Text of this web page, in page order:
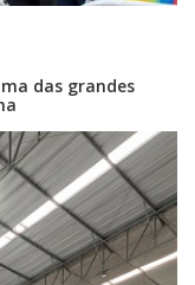
Nacional
das grandes